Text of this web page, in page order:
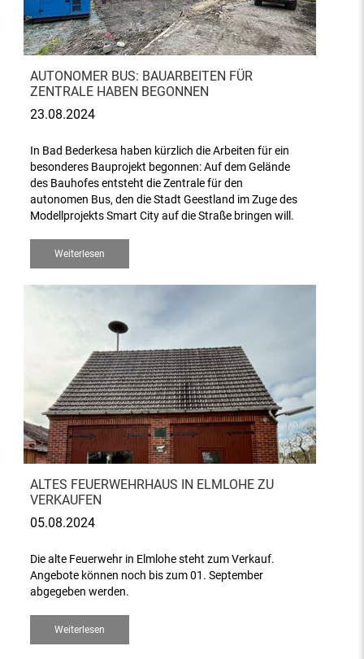
AUTONOMER BUS: BAUARBEITEN FÜR
ZENTRALE HABEN BEGONNEN
23.08.2024
In Bad Bederkesa haben kürzlich die Arbeiten für ein
besonderes Bauprojekt begonnen: Auf dem Gelände
des Bauhofes entsteht die Zentrale für den
autonomen Bus, den die Stadt Geestland im Zuge des
Modellprojekts Smart City auf die Straße bringen will.
Weiterlesen
ALTES FEUERWEHRHAUS IN ELMLOHE ZU
VERKAUFEN
05.08.2024
Die alte Feuerwehr in Elmlohe steht zum Verkauf.
Angebote können noch bis zum 01. September
abgegeben werden.
Weiterlesen